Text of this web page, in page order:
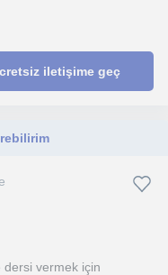
iletişime geç
vermek için